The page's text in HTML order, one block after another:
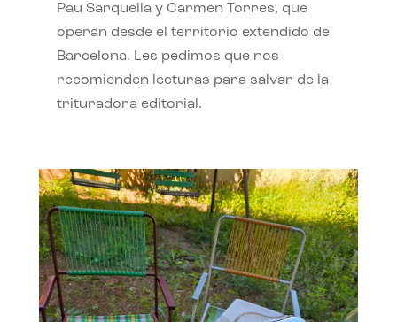
Pau Sarquella y Carmen Torres, que
operan desde el territorio extendido de
Barcelona. Les pedimos que nos
recomienden lecturas para salvar de la
trituradora editorial.